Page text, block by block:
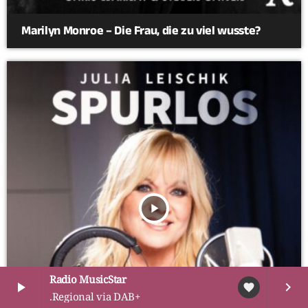
play_arrow
Radio MusicStar
.Regional via DAB+
favorite keyboard_arrow_right
Marilyn Monroe – Die Frau, die zu viel wusste?
play_arrow